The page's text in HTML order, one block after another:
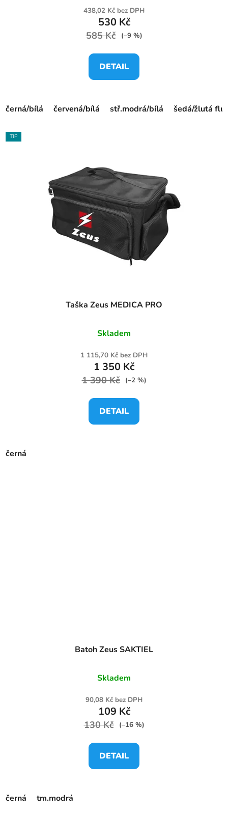
438,02 Kč bez DPH
530 Kč
585 Kč (–9 %)
DETAIL
černá/bílá červená/bílá stř.modrá/bílá šedá/žlutá
TIP
Taška Zeus MEDICA PRO
Skladem
1 115,70 Kč bez DPH
1 350 Kč
1 390 Kč (–2 %)
DETAIL
černá
Batoh Zeus SAKTIEL
Skladem
90,08 Kč bez DPH
109 Kč
130 Kč (–16 %)
DETAIL
černá tm.modrá